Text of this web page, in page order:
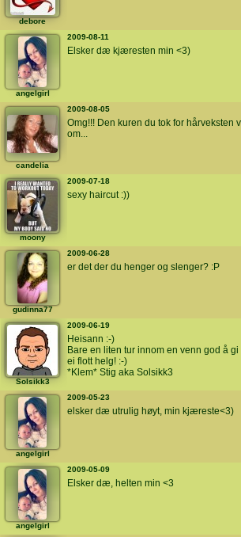
debore
angelgirl
2009-08-11
Elsker dæ kjæresten min <3)
candelia
2009-08-05
Omg!!! Den kuren du tok for hårveksten
om...
moony
2009-07-18
sexy haircut :))
gudinna77
2009-06-28
er det der du henger og slenger? :P
Solsikk3
2009-06-19
Heisann :-)
Bare en liten tur innom en venn god å
ei flott helg! :-)
*Klem* Stig aka Solsikk3
angelgirl
2009-05-23
elsker dæ utrulig høyt, min kjæreste<3)
angelgirl
2009-05-09
Elsker dæ, helten min <3